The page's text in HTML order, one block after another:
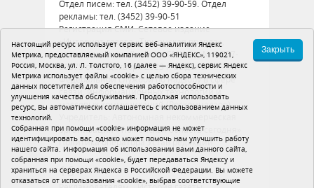
Отдел писем: тел. (3452) 39-90-59. Отдел
рекламы: тел. (3452) 39-90-51
Регистрация СМИ: Сетевое издание
«Интернет-газета «Тюменская правда»,
регистрационный номер СМИ Эл № ФС77-
86575 от 26 декабря 2023 г. выдано
Федеральной службой по надзору в сфере
связи, информационных технологий и
массовых коммуникаций (Роскомнадзор)
организация «Тюменская область сегодня»
Политика оператора Устав редакции
16+
Настоящий ресурс использует сервис веб-аналитики Яндекс
Метрика, предоставляемый компанией ООО «ЯНДЕКС», 119021,
Россия, Москва, ул. Л. Толстого, 16 (далее — Яндекс), сервис Яндекс
Метрика использует файлы «cookie» с целью сбора технических
данных посетителей для обеспечения работоспособности и
улучшения качества обслуживания. Продолжая использовать
ресурс, Вы автоматически соглашаетесь с использованием данных
технологий.
Собранная при помощи «cookie» информация не может
идентифицировать вас, однако может помочь нам улучшить работу
нашего сайта. Информация об использовании вами данного сайта,
собранная при помощи «cookie», будет передаваться Яндексу и
храниться на серверах Яндекса в Российской Федерации. Вы можете
отказаться от использования «cookie», выбрав соответствующие
Закрыть